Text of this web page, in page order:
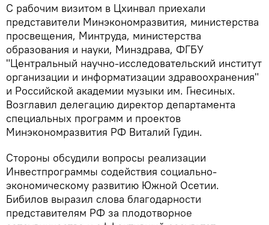
С рабочим визитом в Цхинвал приехали
представители Минэкономразвития, министерства
просвещения, Минтруда, министерства
образования и науки, Минздрава, ФГБУ
"Центральный научно-исследовательский институт
организации и информатизации здравоохранения"
и Российской академии музыки им. Гнесиных.
Возглавил делегацию директор департамента
специальных программ и проектов
Минэкономразвития РФ Виталий Гудин.
Стороны обсудили вопросы реализации
Инвестпрограммы содействия социально-
экономическому развитию Южной Осетии.
Бибилов выразил слова благодарности
представителям РФ за плодотворное